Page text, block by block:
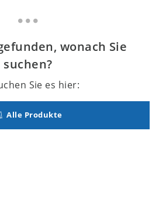
wonach Sie
suchen?
Sie es hier:
Alle Produkte